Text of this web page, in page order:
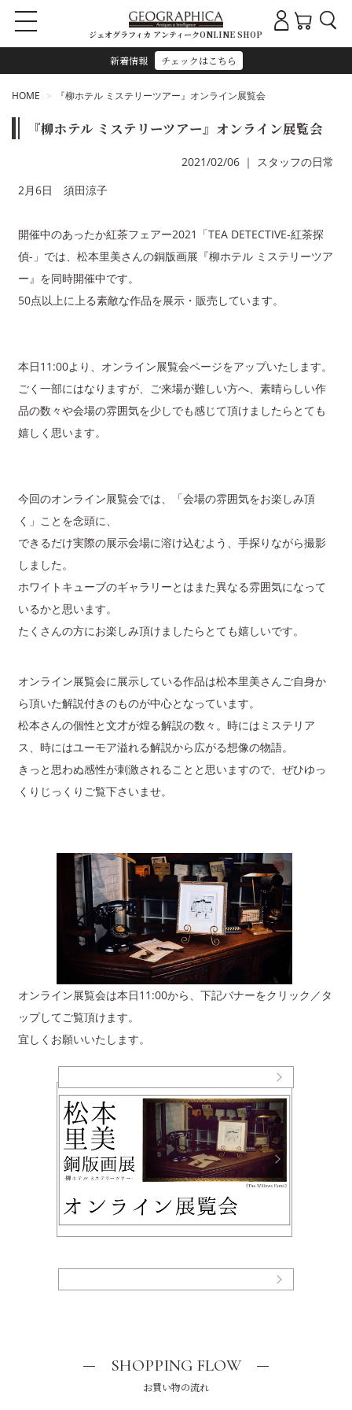
新着情報 チェックはこちら
ジェオグラフィカ アンティークONLINE SHOP
HOME 『柳ホテル ミステリーツアー』オンライン展覧会
『柳ホテル ミステリーツアー』オンライン展覧会
2021/02/06 ｜ スタッフの日常
2月6日 須田涼子
開催中のあったか紅茶フェアー2021「TEA DETECTIVE-紅茶探
偵-」では、松本里美さんの銅版画展『柳ホテル ミステリーツア
ー』を同時開催中です。
50点以上に上る素敵な作品を展示・販売しています。
本日11:00より、オンライン展覧会ページをアップいたします。
ごく一部にはなりますが、ご来場が難しい方へ、素晴らしい作
品の数々や会場の雰囲気を少しでも感じて頂けましたらとても
嬉しく思います。
今回のオンライン展覧会では、「会場の雰囲気をお楽しみ頂
く」ことを念頭に、
できるだけ実際の展示会場に溶け込むよう、手探りながら撮影
しました。
ホワイトキューブのギャラリーとはまた異なる雰囲気になって
いるかと思います。
たくさんの方にお楽しみ頂けましたらとても嬉しいです。
オンライン展覧会に展示している作品は松本里美さんご自身か
ら頂いた解説付きのものが中心となっています。
松本さんの個性と文才が煌る解説の数々。時にはミステリア
ス、時にはユーモア溢れる解説から広がる想像の物語。
きっと思わぬ感性が刺激されることと思いますので、ぜひゆっ
くりじっくりご覧下さいませ。
オンライン展覧会は本日11:00から、下記バナーをクリック／タ
ップしてご覧頂けます。
宜しくお願いいたします。
SHOPPING FLOW
お買い物の流れ